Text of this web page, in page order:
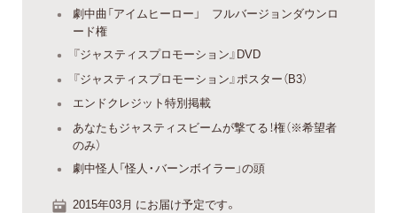
劇中曲「アイムヒーロー」 フルバージョンダウンロ
ード権
『ジャスティスプロモーション』DVD
『ジャスティスプロモーション』ポスター（B3）
エンドクレジット特別掲載
あなたもジャスティスビームが撃てる！権（※希望者
のみ）
劇中怪人「怪人・バーンボイラー」の頭
2015年03月 にお届け予定です。